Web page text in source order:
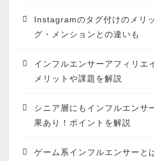
Instagramのタグ付けのメリ
グ・メンションとの違いも
インフルエンサーアフィリエ
メリットや課題を解説
シニア層にもインフルエンサ
果あり！ポイントを解説
ゲーム系インフルエンサーと